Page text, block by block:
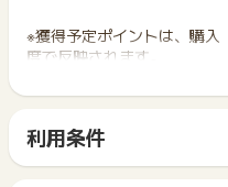
※獲得予定ポイントは、購
度で反映されます。
≪対象商品≫
■ウイルスバスター クラウ
ミアム（1年版・2年版・3
利用条件